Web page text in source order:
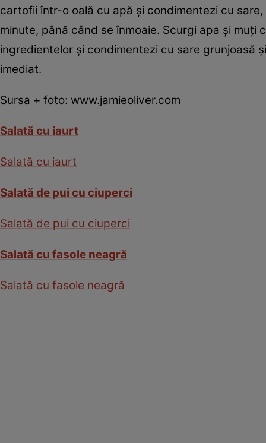
cartofii într-o oală cu apă şi condimentezi cu
minute, până când se înmoaie. Scurgi apa şi
ingredientelor şi condimentezi cu sare grunjoasă
imediat.
Sursa + foto: www.jamieoliver.com
Salată cu iaurt
Salată cu iaurt
Salată de pui cu ciuperci
Salată de pui cu ciuperci
Salată cu fasole neagră
Salată cu fasole neagră